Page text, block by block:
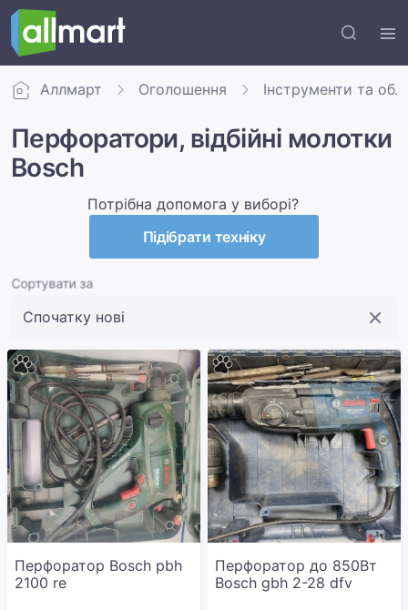
Аллмарт Оголошення Інструменти та
Перфоратори, відбійні молотки
Bosch
Потрібна допомога у виборі?
Підібрати техніку
Сортувати за
Перфоратор Bosch pbh
2100 re
Перфоратор до 850Вт
Bosch gbh 2-28 dfv